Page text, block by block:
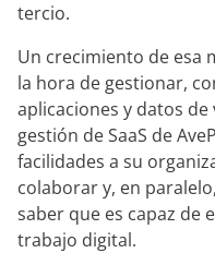
tercio.
Un crecimiento de esa
la hora de gestionar,
aplicaciones y datos de
gestión de SaaS de
facilidades a su
colaborar y, en
saber que es capaz de
trabajo digital.